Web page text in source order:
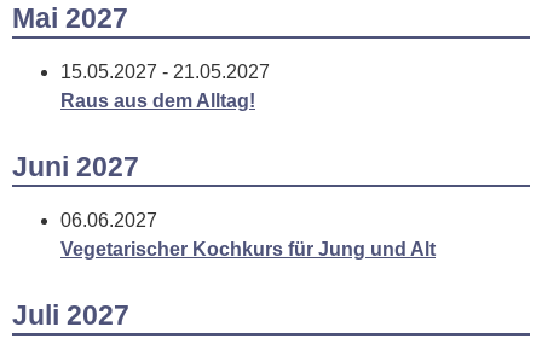
Mai 2027
15.05.2027 - 21.05.2027
Raus aus dem Alltag!
Juni 2027
06.06.2027
Vegetarischer Kochkurs für Jung und Alt
Juli 2027